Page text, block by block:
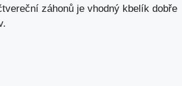
záhonů je vhodný kbelík dobře